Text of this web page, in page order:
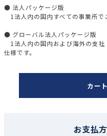
● 法人パッケージ版
1法人内の国内すべての事業所で
● グローバル法人パッケージ版
1法人内の国内および海外の支
仕様です。
カー
お支払